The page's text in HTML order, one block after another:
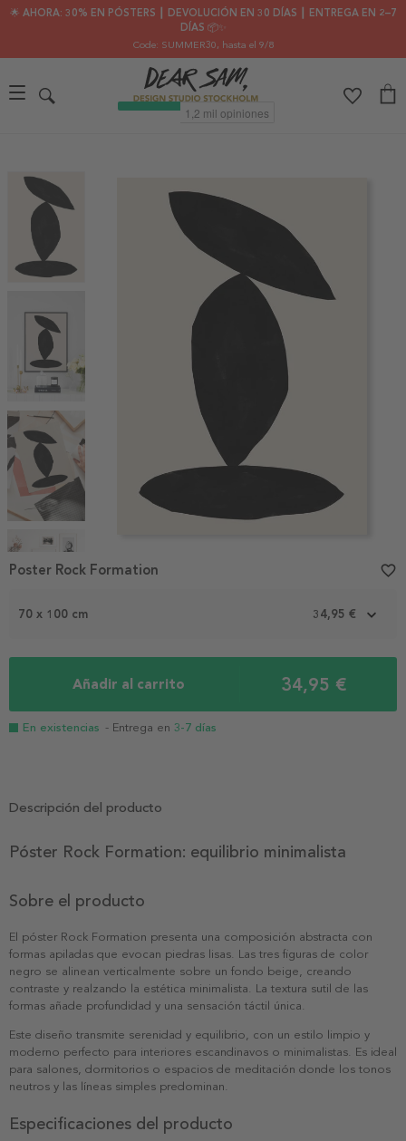
🌟 AHORA: 30% EN PÓSTERS ┃ DEVOLUCIÓN EN 30 DÍAS ┃ ENTREGA EN 2–7
DÍAS 📦✨
Code: SUMMER30, hasta el 9/8
1
70 x 100 cm 34,95 €
Añadir al carrito 34,95 €
En existencias - Entrega en 3-7 días
Poster Rock Formation favorite_border
Descripción del producto
Póster Rock Formation: equilibrio minimalista
Sobre el producto
El póster Rock Formation presenta una composición abstracta con
formas apiladas que evocan piedras lisas. Las tres figuras de color
negro se alinean verticalmente sobre un fondo beige, creando
contraste y realzando la estética minimalista. La textura sutil de las
formas añade profundidad y una sensación táctil única.
Este diseño transmite serenidad y equilibrio, con un estilo limpio y
moderno perfecto para interiores escandinavos o minimalistas. Es ideal
para salones, dormitorios o espacios de meditación donde los tonos
neutros y las líneas simples predominan.
Especificaciones del producto